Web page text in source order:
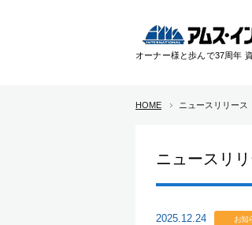
オーナー様と歩んで37周年
HOME ニュースリリース
ニュースリ
2025.12.24 お知